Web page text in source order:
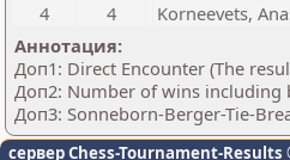
4
4 Korneevets,
Аннотация:
Доп1: Direct Encounter (The
Доп2: Number of wins including
Доп3: Sonneborn-Berger-Tie-
сервер Chess-Tournament-Results